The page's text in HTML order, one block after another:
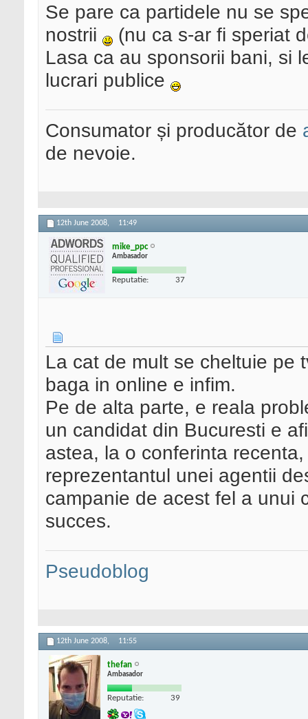
Se pare ca partidele nu se
nostrii
(nu ca s-ar fi speriat
Lasa ca au sponsorii bani, si
lucrari publice
Consumator și producător de
de nevoie.
12th June 2008, 11:49
mike_ppc
Ambasador
Reputatie: 37
La cat de mult se cheltuie pe
baga in online e infim.
Pe de alta parte, e reala
un candidat din Bucuresti e
astea, la o conferinta
reprezentantul unei agentii
campanie de acest fel a unui
succes.
Pseudoblog
12th June 2008, 11:55
thefan
Ambasador
Reputatie: 39